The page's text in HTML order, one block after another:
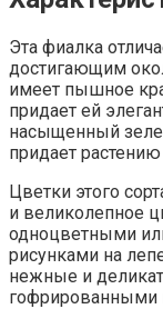
Эта фиалка
достигающим
имеет пышное
придает ей
насыщенный
придает
Цветки этого
и великолепное
одноцветными
рисунками на
нежные и
гофрированными